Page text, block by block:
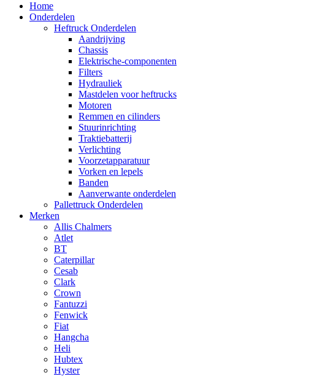
Home
Onderdelen
Heftruck Onderdelen
Aandrijving
Chassis
Elektrische-componenten
Filters
Hydrauliek
Mastdelen voor heftrucks
Motoren
Remmen en cilinders
Stuurinrichting
Traktiebatterij
Verlichting
Voorzetapparatuur
Vorken en lepels
Banden
Aanverwante onderdelen
Pallettruck Onderdelen
Merken
Allis Chalmers
Atlet
BT
Caterpillar
Cesab
Clark
Crown
Fantuzzi
Fenwick
Fiat
Hangcha
Heli
Hubtex
Hyster